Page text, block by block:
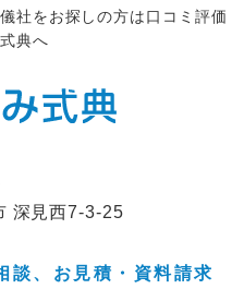
社をお探しの方は口コミ評価
典へ
深見西7-3-25
、 お見積・資料請求